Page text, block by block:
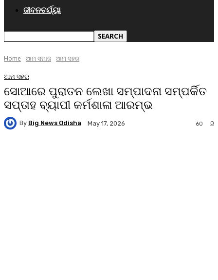
ଜୀବନଚର୍ଯ୍ୟା
Home ଆମ ସମାଜ ଆମ ସହର
ଆମ ସହର
ସୋଆରେ ପୁରାତନ ଲେଖା ସମ୍ପାଦନା ସମ୍ପର୍କିତ
ସପ୍ତାହ ବ୍ୟାପୀ କର୍ମଶାଳା ଆରମ୍ଭ
By Big News Odisha May 17, 2026 0
60